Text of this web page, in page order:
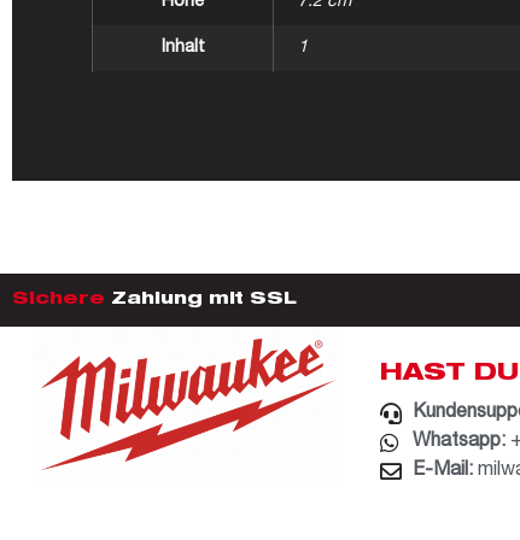
Inhalt 1
Sichere Zahlung mit SSL
HAST
Whatsapp:
E-Mail: